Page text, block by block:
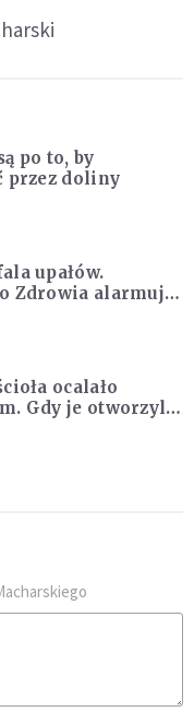
po to, by
przez doliny
upałów.
Zdrowia alarmuje
z czerwca
ocalało
Gdy je otworzyli,
chleba